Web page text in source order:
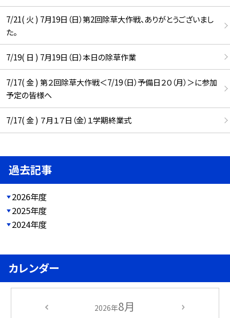
7/21( 火 ) 7月19日（日）第2回除草大作戦、ありがとうございまし
た。
7/19( 日 ) 7月19日（日）本日の除草作業
7/17( 金 ) 第２回除草大作戦＜7/19（日）予備日２０（月）＞に参加
予定の皆様へ
7/17( 金 ) ７月１７日（金）１学期終業式
過去記事
2026年度
2025年度
2024年度
カレンダー
2026年8月